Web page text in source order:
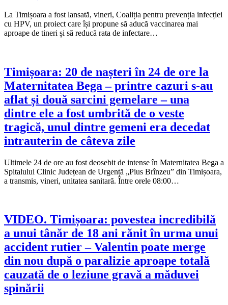
La Timișoara a fost lansată, vineri, Coaliția pentru prevenția infecției
cu HPV, un proiect care își propune să aducă vaccinarea mai
aproape de tineri și să reducă rata de infectare…
Timișoara: 20 de nașteri în 24 de ore la
Maternitatea Bega – printre cazuri s-au
aflat și două sarcini gemelare – una
dintre ele a fost umbrită de o veste
tragică, unul dintre gemeni era decedat
intrauterin de câteva zile
Ultimele 24 de ore au fost deosebit de intense în Maternitatea Bega a
Spitalului Clinic Județean de Urgență „Pius Brînzeu” din Timișoara,
a transmis, vineri, unitatea sanitară. Între orele 08:00…
VIDEO. Timișoara: povestea incredibilă
a unui tânăr de 18 ani rănit în urma unui
accident rutier – Valentin poate merge
din nou după o paralizie aproape totală
cauzată de o leziune gravă a măduvei
spinării